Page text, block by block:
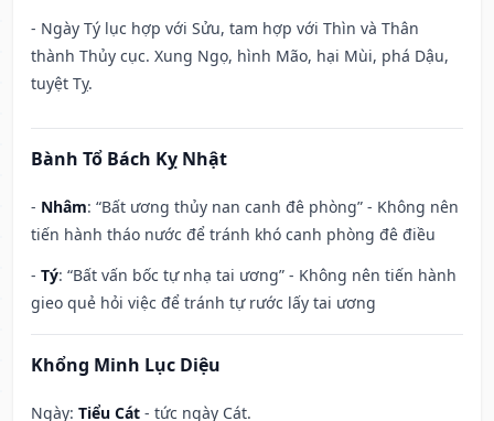
- Ngày Tý lục hợp với Sửu, tam hợp với Thìn và Thân
thành Thủy cục. Xung Ngọ, hình Mão, hại Mùi, phá Dậu,
tuyệt Tỵ.
Bành Tổ Bách Kỵ Nhật
- Nhâm: “Bất ương thủy nan canh đê phòng” - Không nên
tiến hành tháo nước để tránh khó canh phòng đê điều
- Tý: “Bất vấn bốc tự nhạ tai ương” - Không nên tiến hành
gieo quẻ hỏi việc để tránh tự rước lấy tai ương
Khổng Minh Lục Diệu
Ngày: Tiểu Cát - tức ngày Cát.